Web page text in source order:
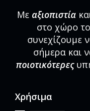
Με αξιοπιστία
στο χώρο
συνεχίζουμε
σήμερα και
ποιοτικότερες
Χρήσιμα